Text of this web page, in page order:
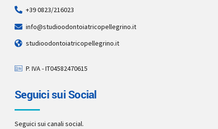
+39 0823/216023
info@studioodontoiatricopellegrino.it
studioodontoiatricopellegrino.it
P. IVA - IT04582470615
Seguici sui Social
Seguici sui canali social.